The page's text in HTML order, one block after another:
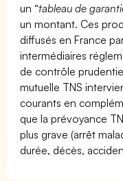
un “tableau de
un montant. Ces
diffusés en France
intermédiaires
de contrôle
mutuelle TNS
courants en
que la prévoyance
plus grave (arrêt
durée, décès,